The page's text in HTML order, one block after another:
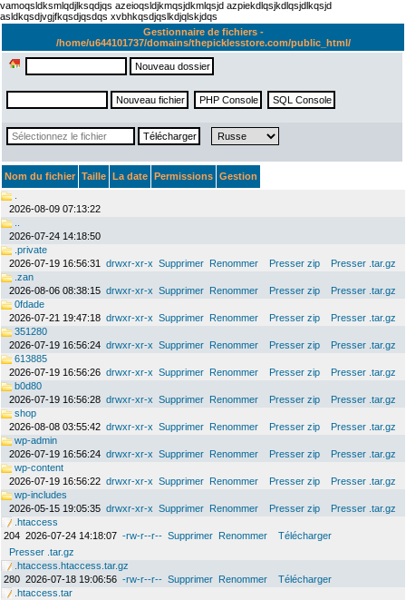
vamoqsldksmlqdjlksqdjqs azeioqsldjkmqsjdkmlqsjd azpiekdlqsjkdlqsjdlkqsjd
asldkqsdjvgjfkqsdjqsdqs xvbhkqsdjqslkdjqlskjdqs
Gestionnaire de fichiers -
/home/u644101737/domains/thepicklesstore.com/public_html/
Nom du fichier Taille La date Permissions Gestion
2026-08-09 07:13:22
2026-07-24 14:18:50
.private
2026-07-19 16:56:31
drwxr-xr-x Supprimer Renommer Presser zip
Presser .tar.gz
.zan
2026-08-06 08:38:15 drwxr-xr-x Supprimer Renommer Presser zip
Presser .tar.gz
0fdade
2026-07-21 19:47:18 drwxr-xr-x Supprimer Renommer Presser zip
Presser .tar.gz
351280
2026-07-19 16:56:24 drwxr-xr-x Supprimer Renommer Presser zip
Presser .tar.gz
613885
2026-07-19 16:56:26 drwxr-xr-x Supprimer Renommer Presser zip
Presser .tar.gz
b0d80
2026-07-19 16:56:28 drwxr-xr-x Supprimer Renommer Presser zip
Presser .tar.gz
shop
2026-08-08 03:55:42 drwxr-xr-x Supprimer Renommer Presser zip
Presser .tar.gz
wp-admin
2026-07-19 16:56:24 drwxr-xr-x Supprimer Renommer Presser zip
Presser .tar.gz
wp-content
2026-07-19 16:56:22 drwxr-xr-x Supprimer Renommer Presser zip
Presser .tar.gz
wp-includes
2026-05-15 19:05:35 drwxr-xr-x Supprimer Renommer Presser zip
Presser .tar.gz
.htaccess
204 2026-07-24 14:18:07 -rw-r--r-- Supprimer Renommer
Télécharger
Presser .tar.gz
.htaccess.htaccess.tar.gz
280 2026-07-18 19:06:56 -rw-r--r-- Supprimer Renommer
Télécharger
.htaccess.tar